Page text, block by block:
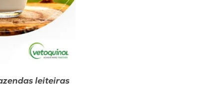
leiteiras